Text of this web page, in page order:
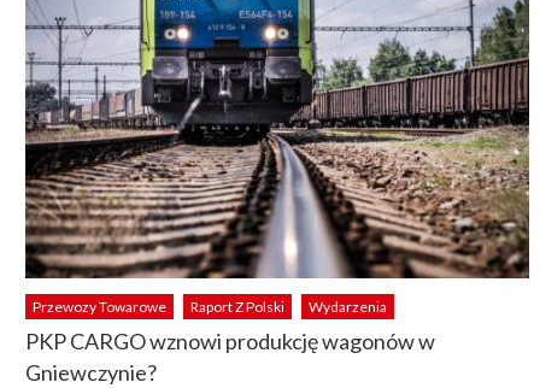
Przewozy Towarowe Raport Z Polski Wydarzenia
PKP CARGO wznowi produkcję wagonów w
Gniewczynie?